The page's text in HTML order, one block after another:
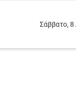
Σάββατο,